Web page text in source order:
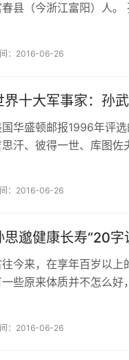
春县（今浙江富阳）人。
：2016-06-26
界十大军事家：孙
国华盛顿邮报1996年评
思汗、彼得一世、库图佐
：2016-06-26
思邈健康长寿“20字
往今来，在享年百岁以
一些原来体质并不怎么好
：2016-06-26